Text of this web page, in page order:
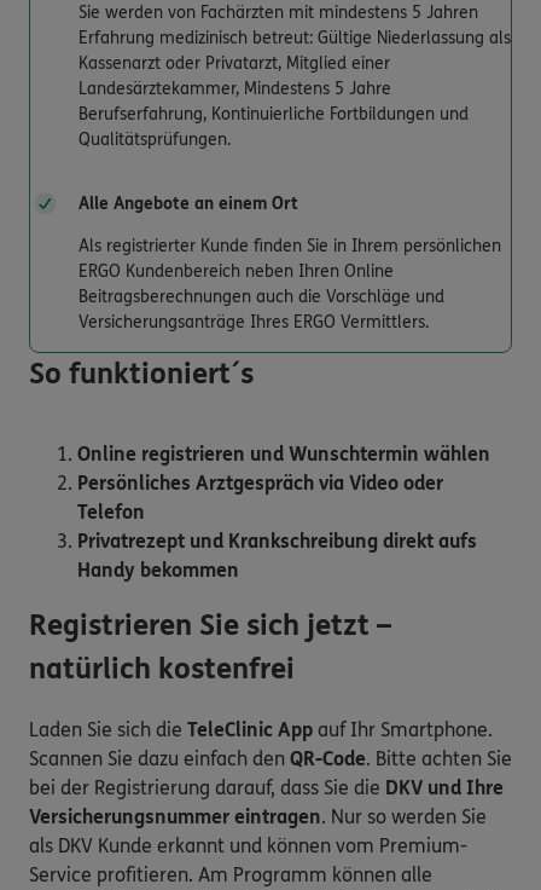
Sie werden von Fachärzten mit mindestens 5 Jahren
Erfahrung medizinisch betreut: Gültige Niederlassung als
Kassenarzt oder Privatarzt, Mitglied einer
Landesärztekammer, Mindestens 5 Jahre
Berufserfahrung, Kontinuierliche Fortbildungen und
Qualitätsprüfungen.
Alle Angebote an einem Ort
Als registrierter Kunde finden Sie in Ihrem persönlichen
ERGO Kundenbereich neben Ihren Online
Beitragsberechnungen auch die Vorschläge und
Versicherungsanträge Ihres ERGO Vermittlers.
So funktioniert´s
Online registrieren und Wunschtermin wählen
Persönliches Arztgespräch via Video oder
Telefon
Privatrezept und Krankschreibung direkt aufs
Handy bekommen
Registrieren Sie sich jetzt –
natürlich kostenfrei
Laden Sie sich die TeleClinic App auf Ihr Smartphone.
Scannen Sie dazu einfach den QR-Code. Bitte achten Sie
bei der Registrierung darauf, dass Sie die DKV und Ihre
Versicherungsnummer eintragen. Nur so werden Sie
als DKV Kunde erkannt und können vom Premium-
Service profitieren. Am Programm können alle